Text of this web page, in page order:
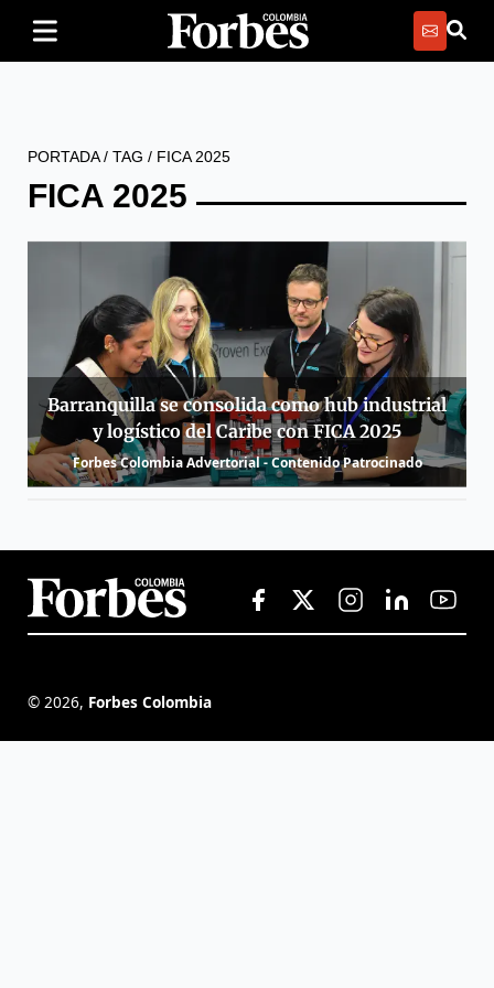
PORTADA/ TAG / FICA 2025
FICA 2025
Barranquilla se consolida como hub industrial
y logístico del Caribe con FICA 2025
Forbes Colombia Advertorial - Contenido Patrocinado
© 2026, Forbes Colombia